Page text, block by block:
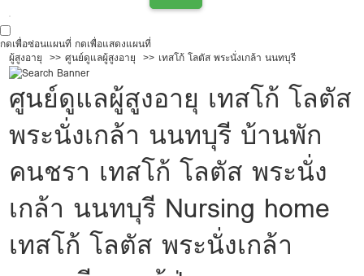
กดเพื่อซ่อนแผนที่ กดเพื่อแสดงแผนที่
ผู้สูงอายุ
ศูนย์ดูแลผู้สูงอายุ เทสโก้ โลตัส พระนั่งเกล้า นนทบุรี
ศูนย์ดูแลผู้สูงอายุ เทสโก้ โลตัส
พระนั่งเกล้า นนทบุรี บ้านพัก
คนชรา เทสโก้ โลตัส พระนั่ง
เกล้า นนทบุรี Nursing home
เทสโก้ โลตัส พระนั่งเกล้า